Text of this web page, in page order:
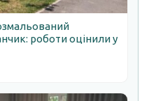
роботи оцінили у